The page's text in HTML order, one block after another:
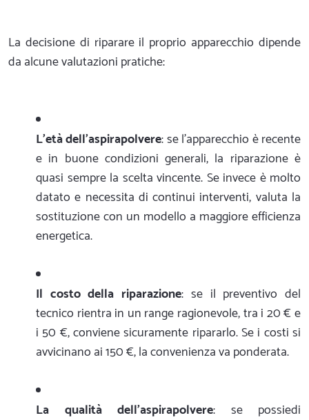
La decisione di riparare il proprio apparecchio dipende
da alcune valutazioni pratiche:
L'età dell'aspirapolvere: se l'apparecchio è recente
e in buone condizioni generali, la riparazione è
quasi sempre la scelta vincente. Se invece è molto
datato e necessita di continui interventi, valuta la
sostituzione con un modello a maggiore efficienza
energetica.
Il costo della riparazione: se il preventivo del
tecnico rientra in un range ragionevole, tra i 20 € e
i 50 €, conviene sicuramente ripararlo. Se i costi si
avvicinano ai 150 €, la convenienza va ponderata.
La qualità dell'aspirapolvere: se possiedi